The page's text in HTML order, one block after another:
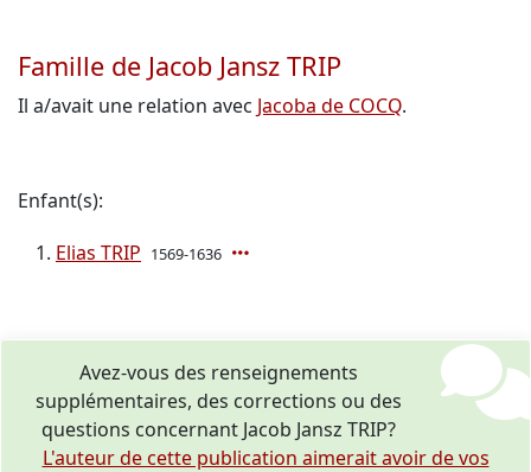
Famille de Jacob Jansz TRIP
Il a/avait une relation avec Jacoba de COCQ.
Enfant(s):
Elias TRIP 1569-1636
Avez-vous des renseignements
supplémentaires, des corrections ou des
questions concernant Jacob Jansz TRIP?
L'auteur de cette publication aimerait avoir de vos